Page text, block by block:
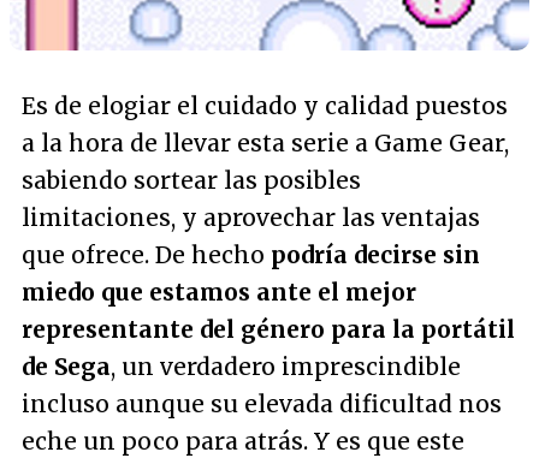
Es de elogiar el cuidado y calidad puestos
a la hora de llevar esta serie a Game Gear,
sabiendo sortear las posibles
limitaciones, y aprovechar las ventajas
que ofrece. De hecho podría decirse sin
miedo que estamos ante el mejor
representante del género para la portátil
de Sega, un verdadero imprescindible
incluso aunque su elevada dificultad nos
eche un poco para atrás. Y es que este